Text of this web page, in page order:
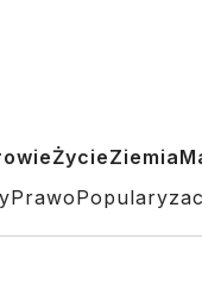
ŻycieZiemia
Prawo